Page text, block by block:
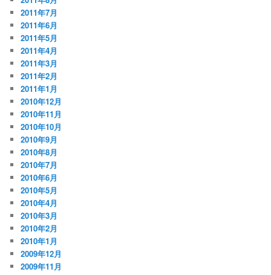
2011年7月
2011年6月
2011年5月
2011年4月
2011年3月
2011年2月
2011年1月
2010年12月
2010年11月
2010年10月
2010年9月
2010年8月
2010年7月
2010年6月
2010年5月
2010年4月
2010年3月
2010年2月
2010年1月
2009年12月
2009年11月